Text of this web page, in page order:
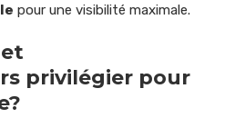
pour une visibilité maximale.
privilégier pour